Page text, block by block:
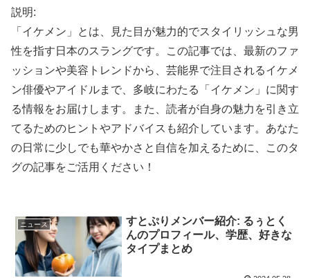
説明:
「イケメン」とは、見た目が魅力的でスタイリッシュな男
性を指す日本のスラングです。この記事では、最新のファ
ッションや美容トレンドから、芸能界で注目されるイケメ
ン俳優やアイドルまで、多岐にわたる「イケメン」に関す
る情報をお届けします。また、読者が自身の魅力を引き立
てるためのヒントやアドバイスも紹介しています。あなた
の日常に少しでも華やかさと自信を加えるために、このタ
グの記事をご活用ください！
ニュース
すとぷりメンバー紹介: るぅとく
んのプロフィール、学歴、好きな
タイプまとめ